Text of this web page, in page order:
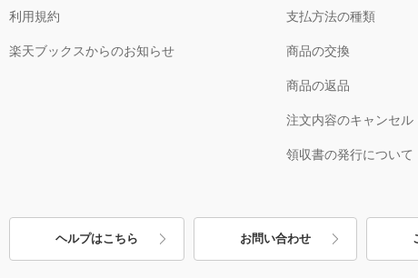
利用規約
楽天ブックスからのお知らせ
支払方法の種類
商品の交換
商品の返品
注文内容のキャンセル
領収書の発行について
ヘルプはこちら お問い合わせ